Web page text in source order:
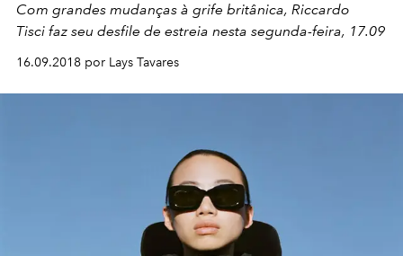
Com grandes mudanças à grife britânica, Riccardo
Tisci faz seu desfile de estreia nesta segunda-feira, 17.09
16.09.2018 por Lays Tavares